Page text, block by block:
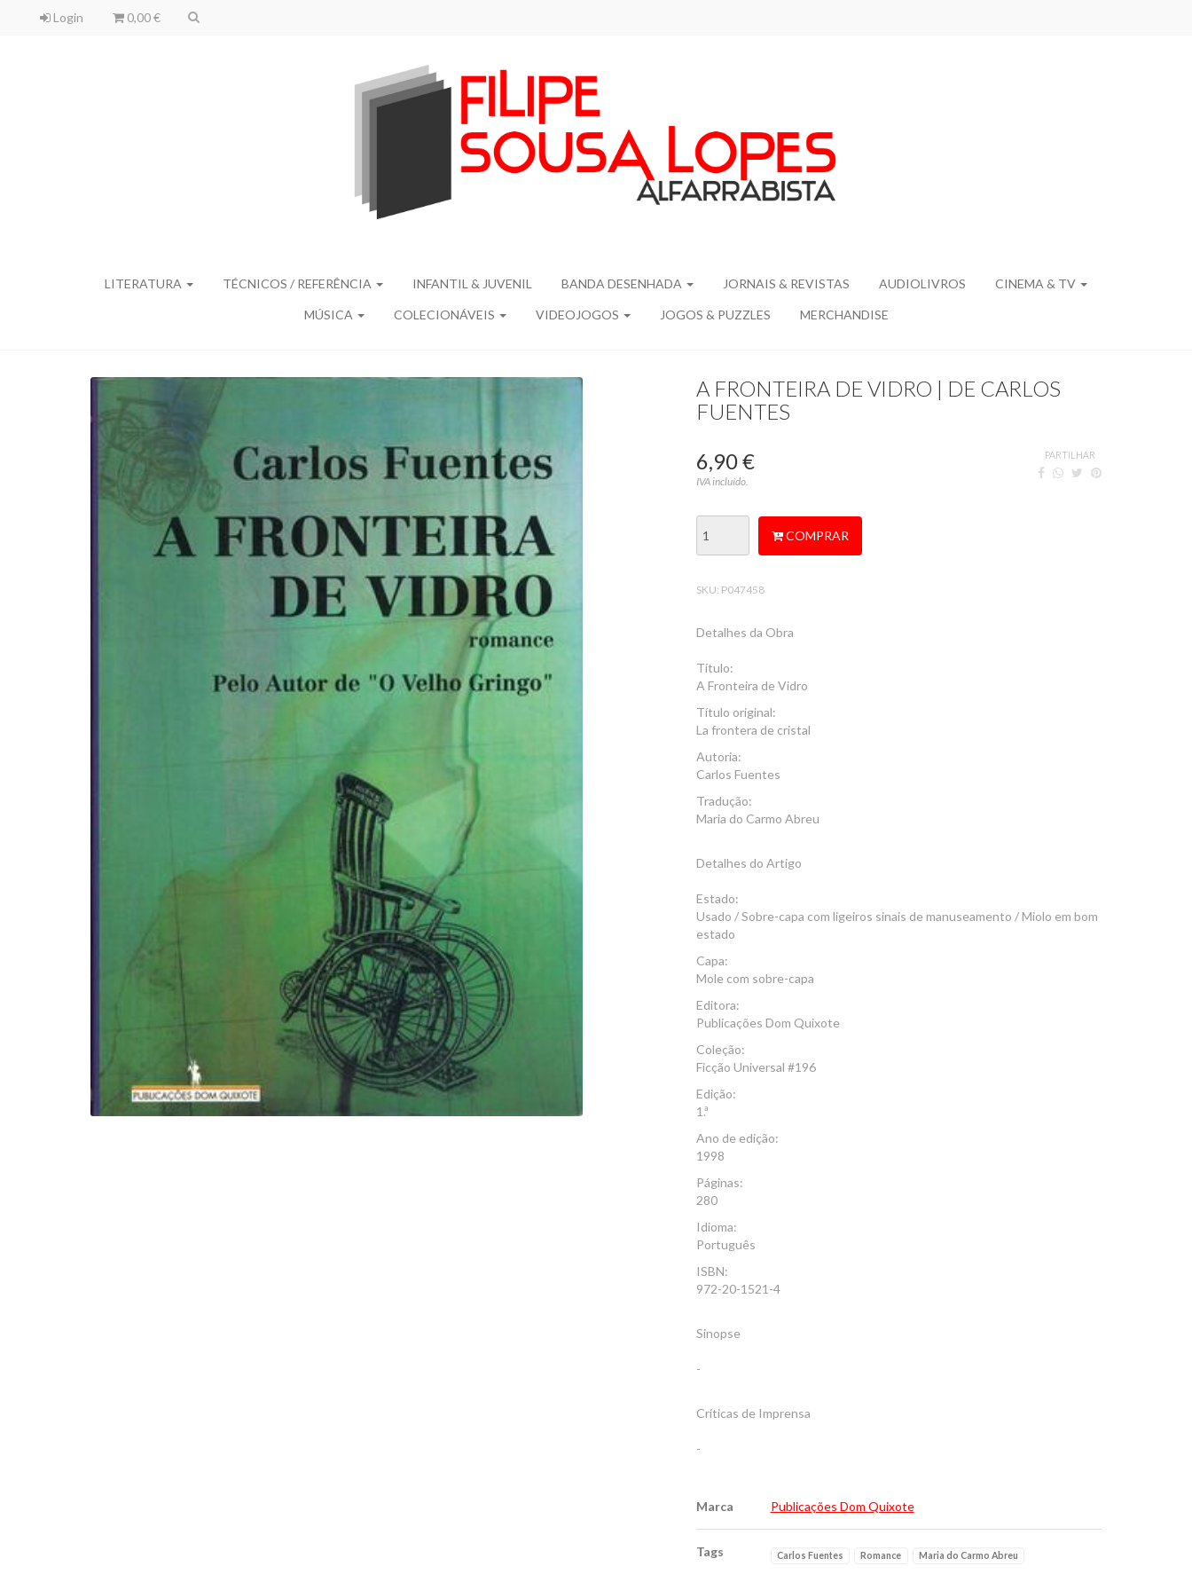
Login 0,00 €
LITERATURA TÉCNICOS / REFERÊNCIA INFANTIL & JUVENIL BANDA DESENHADA JORNAIS & REVISTAS AUDIOLIVROS CINEMA & TV
MÚSICA COLECIONÁVEIS VIDEOJOGOS JOGOS & PUZZLES MERCHANDISE
A FRONTEIRA DE VIDRO | DE CARLOS
FUENTES
6,90 €
IVA incluído.
PARTILHAR
COMPRAR
SKU: P047458
Detalhes da Obra
Título:
A Fronteira de Vidro
Título original:
La frontera de cristal
Autoria:
Carlos Fuentes
Tradução:
Maria do Carmo Abreu
Detalhes do Artigo
Estado:
Usado / Sobre-capa com ligeiros sinais de manuseamento / Miolo em bom
estado
Capa:
Mole com sobre-capa
Editora:
Publicações Dom Quixote
Coleção:
Ficção Universal #196
Edição:
1.ª
Ano de edição:
1998
Páginas:
280
Idioma:
Português
ISBN:
972-20-1521-4
Sinopse
-
Críticas de Imprensa
-
Marca Publicações Dom Quixote
Tags Carlos Fuentes Romance Maria do Carmo Abreu